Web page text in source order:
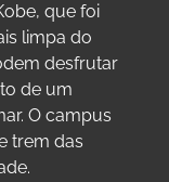
que foi
limpa do
desfrutar
de um
O campus
trem das